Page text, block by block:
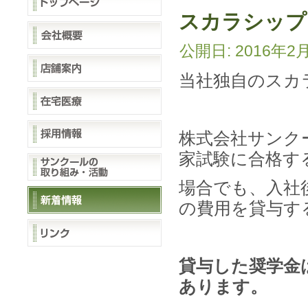
スカラシッ
公開日: 2016年2
当社独自のス
株式会社サン
家試験に合格
場合でも、入社
の費用を貸与
貸与した奨学金
あります。